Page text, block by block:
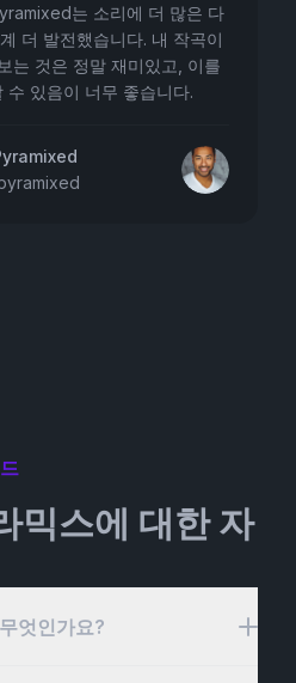
는 소리에 더 많은 다
더 발전했습니다. 내 작곡이
는 것은 정말 재미있고, 이를
수 있음이 너무 좋습니다.
믹스에 대한 자
엇인가요?